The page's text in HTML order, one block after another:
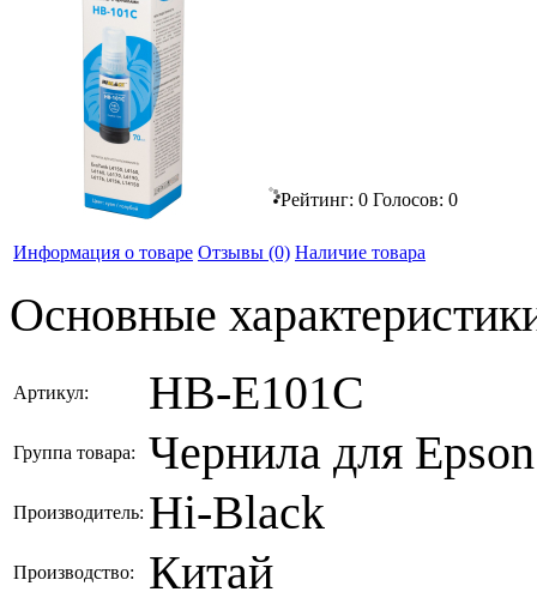
Рейтинг: 0 Голосов: 0
Информация о товаре Отзывы (0) Наличие товара
Основные
Артикул: HB-E101C
Группа товара: Чернила для Epson
Производитель: Hi-Black
Производство: Китай